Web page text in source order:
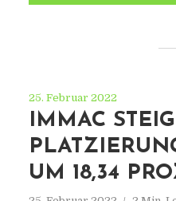
25. Februar 2022
IMMAC
UM 18,34